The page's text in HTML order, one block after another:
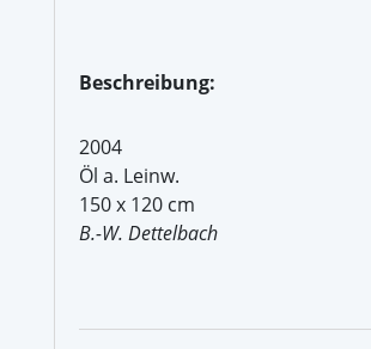
Beschreibung:
2004
Öl a. Leinw.
150 x 120 cm
B.-W. Dettelbach